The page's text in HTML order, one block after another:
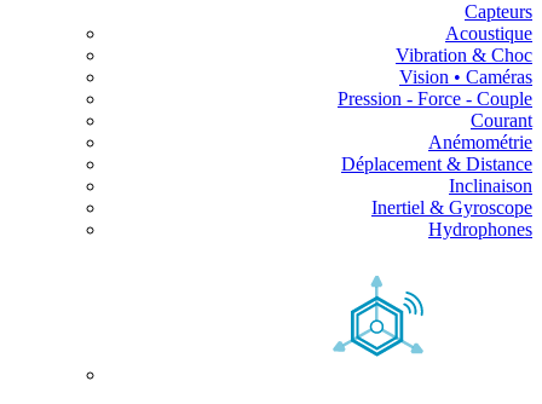
Capteurs
Acoustique
Vibration & Choc
Vision • Caméras
Pression - Force - Couple
Courant
Anémométrie
Déplacement & Distance
Inclinaison
Inertiel & Gyroscope
Hydrophones